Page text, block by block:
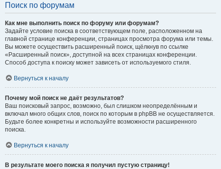
Поиск по форумам
Как мне выполнить поиск по форуму или форумам?
Задайте условие поиска в соответствующем поле, расположенном на
главной странице конференции, страницах просмотра форума или темы.
Вы можете осуществить расширенный поиск, щёлкнув по ссылке
«Расширенный поиск», доступной на всех страницах конференции.
Способ доступа к поиску может зависеть от используемого стиля.
Вернуться к началу
Почему мой поиск не даёт результатов?
Ваш поисковый запрос, возможно, был слишком неопределённым и
включал много общих слов, поиск по которым в phpBB не осуществляется.
Будьте более конкретны и используйте возможности расширенного
поиска.
Вернуться к началу
В результате моего поиска я получил пустую страницу!